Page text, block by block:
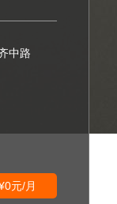
中路
元/月